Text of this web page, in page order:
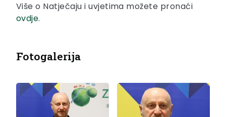
Više o Natječaju i uvjetima možete pronaći
ovdje.
Fotogalerija